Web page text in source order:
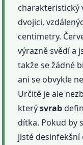
charakteristický
dvojici,
centimetry.
výrazně svědí a
takže se žádné
ani se obvykle
Určitě je ale
kterýsvrab
dítka. Pokud by
jisté desinfekšní